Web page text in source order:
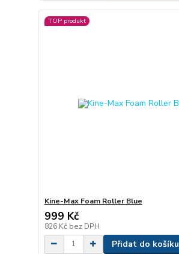
TOP produkt
Kine-Max Foam Roller Blue
999 Kč
826 Kč bez DPH
Přidat do košíku